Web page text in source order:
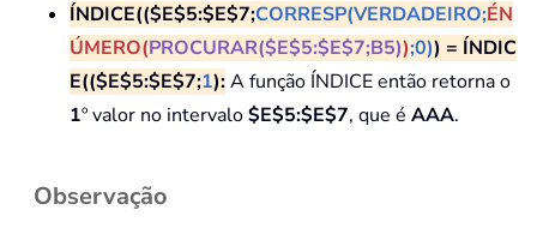
ÍNDICE(($E$5:$E$7;CORRESP(VERDADEIRO;ÉN
ÚMERO(PROCURAR($E$5:$E$7;B5));0)) = ÍNDIC
E(($E$5:$E$7;1):A função ÍNDICE então retorna o
1º valor no intervalo$E$5:$E$7, que é AAA.
Observação